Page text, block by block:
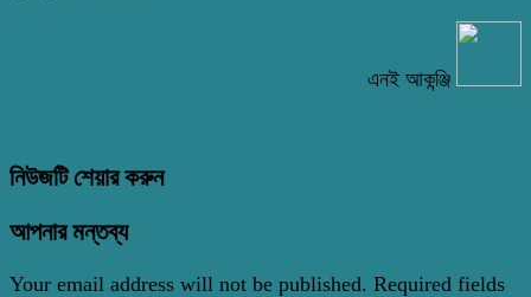
এনই আকন্ঞ্জি
নিউজটি শেয়ার করুন
আপনার মন্তব্য
Your email address will not be published. Required fields